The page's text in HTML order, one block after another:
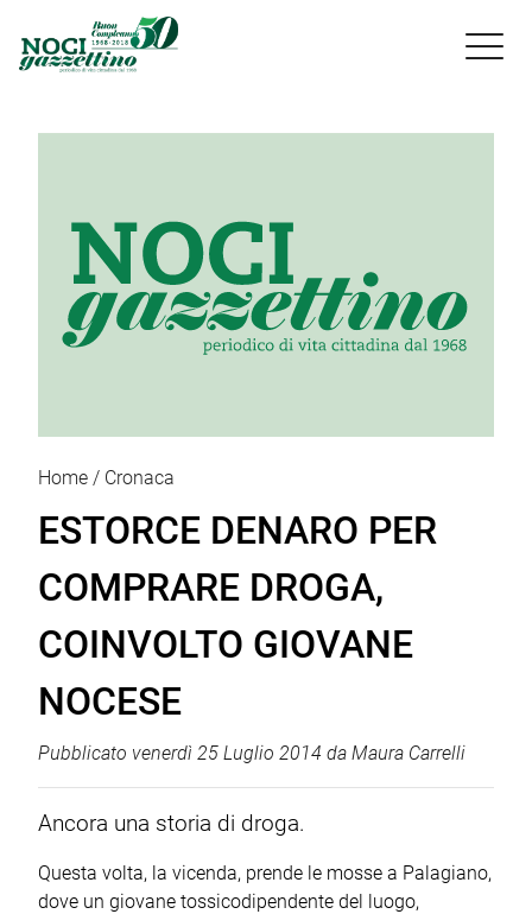

Home Cronaca
ESTORCE DENARO PER
COMPRARE DROGA,
COINVOLTO GIOVANE
NOCESE
Pubblicato venerdì 25 Luglio 2014 da Maura Carrelli
Ancora una storia di droga.
Questa volta, la vicenda, prende le mosse a Palagiano,
dove un giovane tossicodipendente del luogo,